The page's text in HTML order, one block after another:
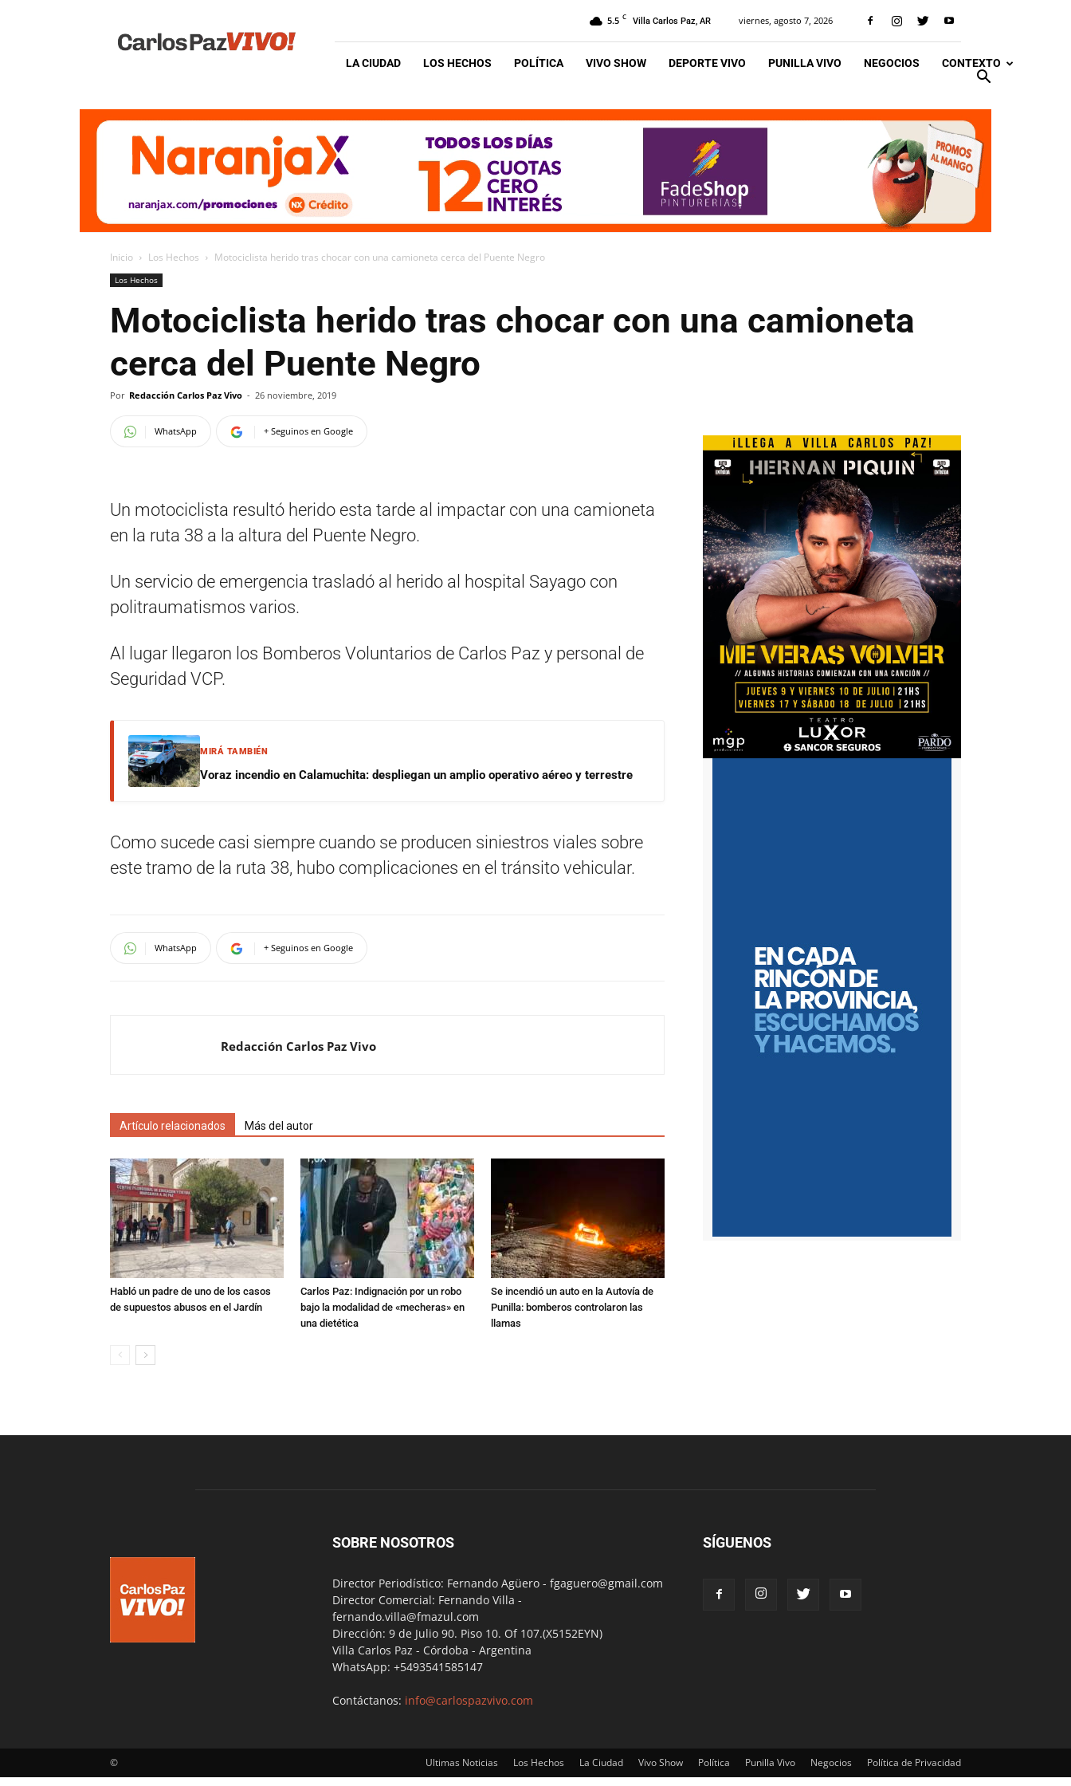
Vivo
5.5 C Villa Carlos Paz, AR viernes, agosto 7, 2026
LA CIUDAD LOS HECHOS POLÍTICA VIVO SHOW DEPORTE VIVO PUNILLA VIVO NEGOCIOS CONTEXTO
Inicio Los Hechos Motociclista herido tras chocar con una camioneta cerca del Puente Negro
Los Hechos
Motociclista herido tras chocar con una camioneta
cerca del Puente Negro
Por Redacción Carlos Paz Vivo - 26 noviembre, 2019
WhatsApp + Seguinos en Google
Un motociclista resultó herido esta tarde al impactar con una camioneta
en la ruta 38 a la altura del Puente Negro.
Un servicio de emergencia trasladó al herido al hospital Sayago con
politraumatismos varios.
Al lugar llegaron los Bomberos Voluntarios de Carlos Paz y personal de
Seguridad VCP.
MIRÁ TAMBIÉN
Voraz incendio en Calamuchita: despliegan un amplio operativo aéreo y terrestre
Como sucede casi siempre cuando se producen siniestros viales sobre
este tramo de la ruta 38, hubo complicaciones en el tránsito vehicular.
WhatsApp + Seguinos en Google
Redacción Carlos Paz Vivo
Artículo relacionados Más del autor
Habló un padre de uno de los casos
de supuestos abusos en el Jardín
Carlos Paz: Indignación por un robo
bajo la modalidad de «mecheras» en
una dietética
Se incendió un auto en la Autovía de
Punilla: bomberos controlaron las
llamas
SOBRE NOSOTROS
Director Periodístico: Fernando Agüero - fgaguero@gmail.com
Director Comercial: Fernando Villa -
fernando.villa@fmazul.com
Dirección: 9 de Julio 90. Piso 10. Of 107.(X5152EYN)
Villa Carlos Paz - Córdoba - Argentina
WhatsApp: +5493541585147
Contáctanos: info@carlospazvivo.com
SÍGUENOS
Ultimas Noticias Los Hechos La Ciudad Vivo Show Política Punilla Vivo Negocios Política de Privacidad
©